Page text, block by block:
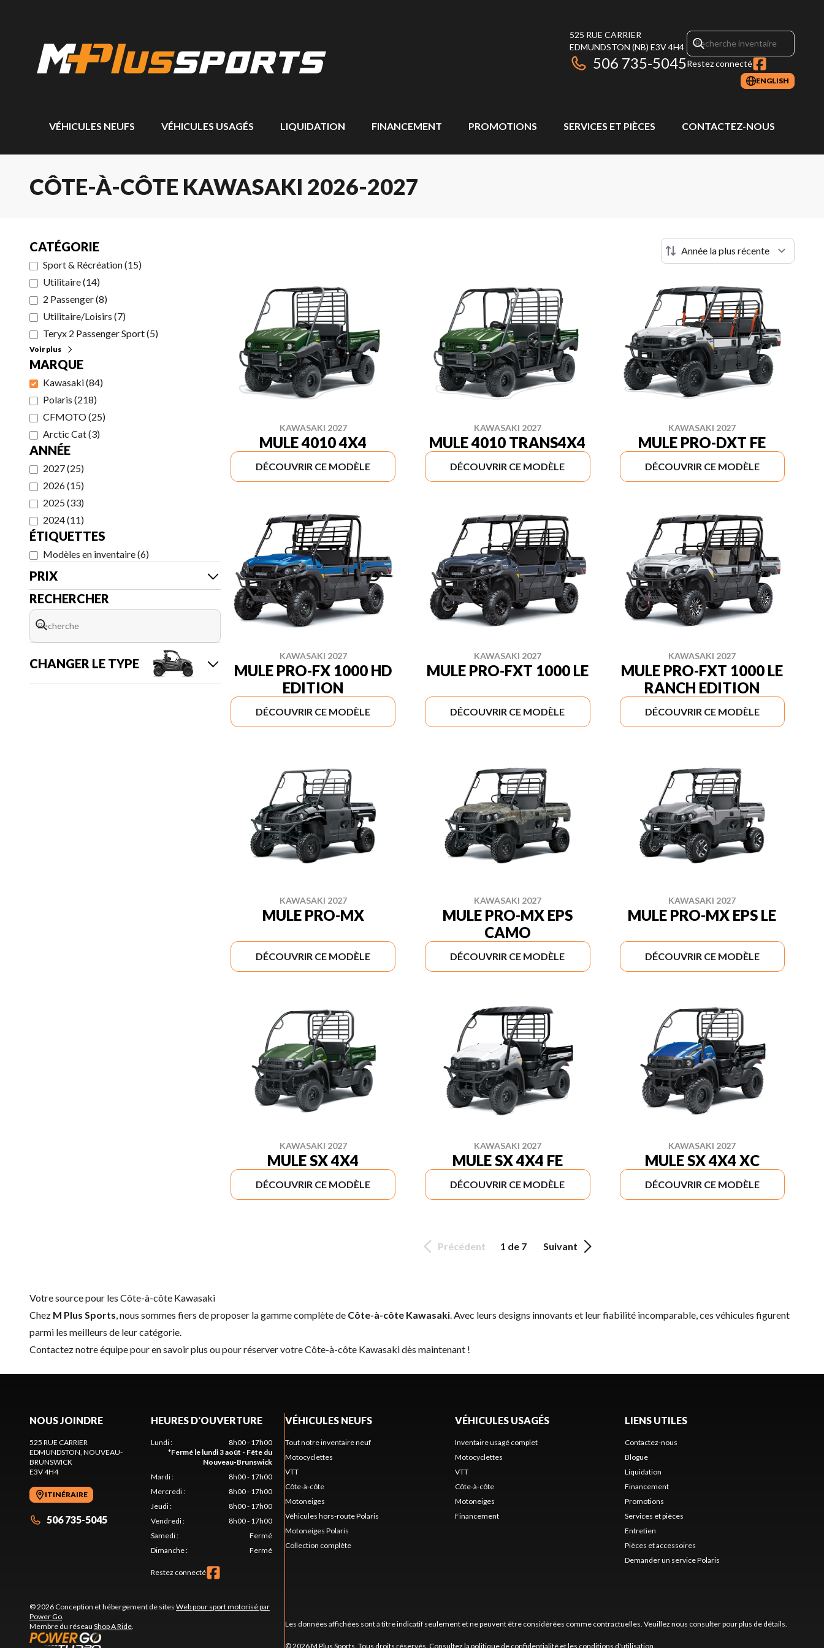
525 RUE CARRIER
EDMUNDSTON (NB) E3V 4H4
506 735-5045Restez connecté
ENGLISH
VÉHICULES NEUFS VÉHICULES USAGÉS LIQUIDATION FINANCEMENT PROMOTIONS SERVICES ET PIÈCES CONTACTEZ-NOUS
CÔTE-À-CÔTE KAWASAKI 2026-2027
CATÉGORIE
Sport & Récréation(15)
Utilitaire(14)
2 Passenger(8)
Utilitaire/Loisirs (7)
Teryx 2 Passenger Sport(5)
Voir plus
MARQUE
Kawasaki(84)
Polaris (218)
CFMOTO(25)
Arctic Cat(3)
ANNÉE
2027(25)
2026(15)
2025(33)
2024(11)
ÉTIQUETTES
Modèles en inventaire(6)
PRIX
RECHERCHER
CHANGER LE TYPE
KAWASAKI 2027
MULE 4010 4X4
DÉCOUVRIR CE MODÈLE
KAWASAKI 2027
MULE 4010 TRANS4X4
DÉCOUVRIR CE MODÈLE
KAWASAKI 2027
MULE PRO-DXT FE
DÉCOUVRIR CE MODÈLE
KAWASAKI 2027
MULE PRO-FX 1000 HD
EDITION
DÉCOUVRIR CE MODÈLE
KAWASAKI 2027
MULE PRO-FXT 1000 LE
DÉCOUVRIR CE MODÈLE
KAWASAKI 2027
MULE PRO-FXT 1000 LE
RANCH EDITION
DÉCOUVRIR CE MODÈLE
KAWASAKI 2027
MULE PRO-MX
DÉCOUVRIR CE MODÈLE
KAWASAKI 2027
MULE PRO-MX EPS
CAMO
DÉCOUVRIR CE MODÈLE
KAWASAKI 2027
MULE PRO-MX EPS LE
DÉCOUVRIR CE MODÈLE
KAWASAKI 2027
MULE SX 4X4
DÉCOUVRIR CE MODÈLE
KAWASAKI 2027
MULE SX 4X4 FE
DÉCOUVRIR CE MODÈLE
KAWASAKI 2027
MULE SX 4X4 XC
DÉCOUVRIR CE MODÈLE
Précédent 1 de 7 Suivant
Votre source pour les Côte-à-côte Kawasaki
Chez M Plus Sports, nous sommes fiers de proposer la gamme complète de Côte-à-côte Kawasaki. Avec leurs designs innovants et leur fiabilité incomparable, ces véhicules figurent
parmi les meilleurs de leur catégorie.
Contactez notre équipepour en savoir plus ou pour réserver votre Côte-à-côte Kawasaki dès maintenant !
NOUS JOINDRE
525 RUE CARRIER
EDMUNDSTON, NOUVEAU-
BRUNSWICK
E3V 4H4
ITINÉRAIRE
506 735-5045
HEURES D'OUVERTURE
Lundi:
8h00 - 17h00
*Fermé le lundi 3 août - Fête du
Nouveau-Brunswick
Mardi:
8h00 - 17h00
Mercredi:
8h00 - 17h00
Jeudi:
8h00 - 17h00
Vendredi:
8h00 - 17h00
Samedi:
Fermé
Dimanche: Fermé
Restez connecté
© 2026 Conception et hébergement de sites Web pour sport motorisé par
Power Go.
Membre du réseau Shop A Ride.
VÉHICULES NEUFS
Tout notre inventaire neuf
Motocyclettes
VTT
Côte-à-côte
Motoneiges
Véhicules hors-route Polaris
Motoneiges Polaris
Collection complète
VÉHICULES USAGÉS
Inventaire usagé complet
Motocyclettes
VTT
Côte-à-côte
Motoneiges
Financement
LIENS UTILES
Contactez-nous
Blogue
Liquidation
Financement
Promotions
Services et pièces
Entretien
Pièces et accessoires
Demander un service Polaris
Les données affichées sont à titre indicatif seulement et ne peuvent être considérées comme contractuelles. Veuillez nous consulter pour plus de détails.
© 2026 M Plus Sports. Tous droits réservés. Consultez la politique de confidentialitéet les conditions d'utilisation